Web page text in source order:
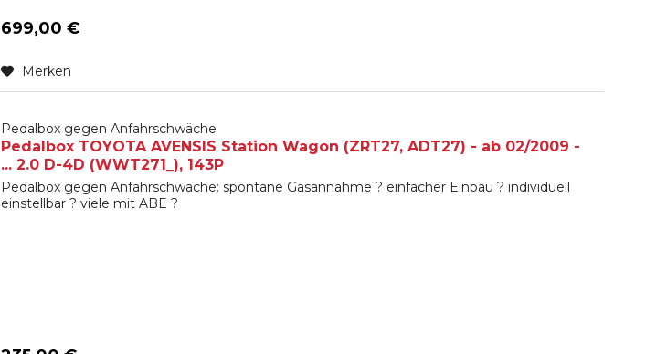
699,00 €
Merken
Pedalbox gegen Anfahrschwäche
Pedalbox TOYOTA AVENSIS Station Wagon (ZRT27, ADT27) - ab 02/2009 -
... 2.0 D-4D (WWT271_), 143P
Pedalbox gegen Anfahrschwäche: spontane Gasannahme ? einfacher Einbau ? individuell
einstellbar ? viele mit ABE ?